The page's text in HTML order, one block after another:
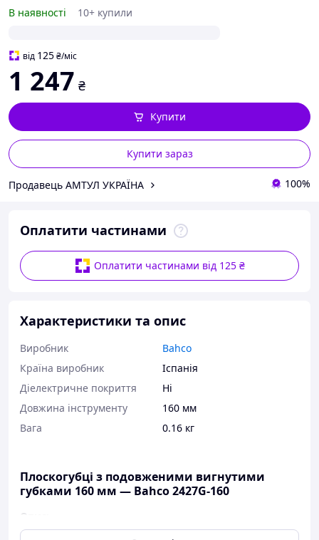
В наявності
10+ купили
від 125₴/міс
1 247 ₴
Купити зараз
Купити
Продавець АМТУЛ УКРАЇНА 100%
Оплатити частинами
Оплатити частинами від 125 ₴
Характеристики та опис
Виробник
Bahco
Країна виробник
Іспанія
Діелектричне покриття
Ні
Довжина інструменту
160 мм
Вага
0.16 кг
Плоскогубці з подовженими вигнутими
губками 160 мм — Bahco 2427G-160
Опис: